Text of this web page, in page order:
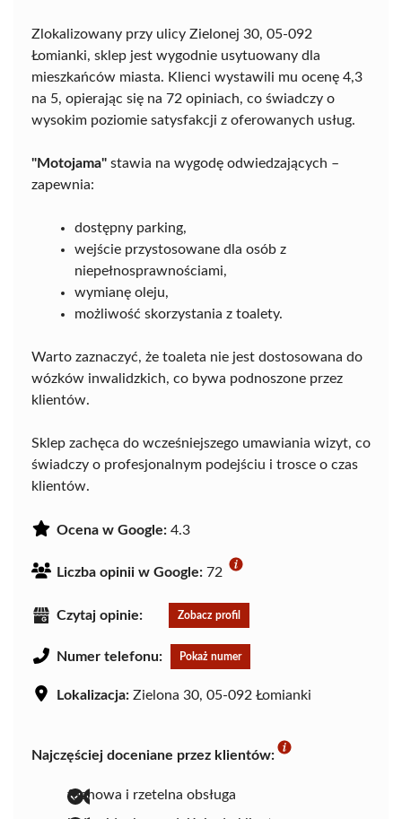
Zlokalizowany przy ulicy Zielonej 30, 05-092
Łomianki, sklep jest wygodnie usytuowany dla
mieszkańców miasta. Klienci wystawili mu ocenę 4,3
na 5, opierając się na 72 opiniach, co świadczy o
wysokim poziomie satysfakcji z oferowanych usług.
"Motojama" stawia na wygodę odwiedzających –
zapewnia:
dostępny parking,
wejście przystosowane dla osób z
niepełnosprawnościami,
wymianę oleju,
możliwość skorzystania z toalety.
Warto zaznaczyć, że toaleta nie jest dostosowana do
wózków inwalidzkich, co bywa podnoszone przez
klientów.
Sklep zachęca do wcześniejszego umawiania wizyt, co
świadczy o profesjonalnym podejściu i trosce o czas
klientów.
Ocena w Google: 4.3
Liczba opinii w Google: 72
Czytaj opinie: Zobacz profil
Numer telefonu: Pokaż numer
Lokalizacja: Zielona 30, 05-092 Łomianki
Najczęściej doceniane przez klientów:
fachowa i rzetelna obsługa